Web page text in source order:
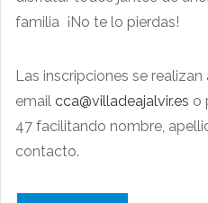
familia ¡No te lo pierdas!
Las inscripciones se realizan
email cca@villadeajalvir.es o
47 facilitando nombre,
contacto.